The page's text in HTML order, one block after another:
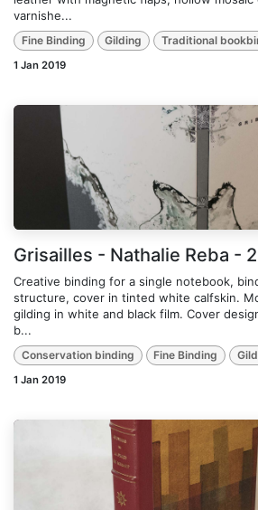
varnishe...
Fine Binding Gilding Traditional
1 Jan 2019
Grisailles - Nathalie Reba -
Creative binding for a single notebook,
structure, cover in tinted white calfskin.
gilding in white and black film. Cover
b...
Conservation binding Fine Binding
1 Jan 2019